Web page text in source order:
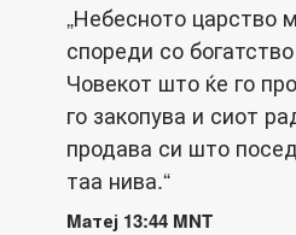
„Небесното царство
спореди со
Човекот што ќе го
го закопува и сиот
продава си што
таа нива.“
Maтеј 13:44 MNT